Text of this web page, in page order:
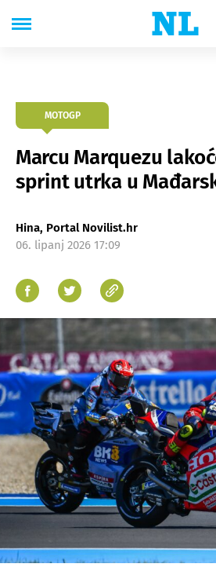
MOTOGP
Marcu Marquezu
sprint utrka u
Hina, Portal Novilist.hr
06. lipanj 2026 17:09